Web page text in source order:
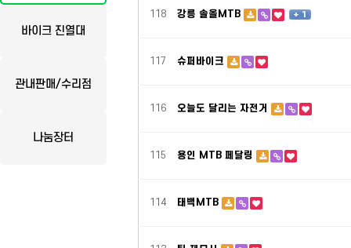
바이크 진열대
관내판매/수리점
나눔장터
118 강릉 솔올MTB + 1
117 슈퍼바이크
116 오늘도 달리는 자전거
115 용인 MTB 페달링
114 태백MTB